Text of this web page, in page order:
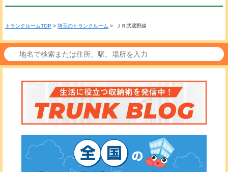
トランクルームTOP > 埼玉のトランクルーム > ＪＲ武蔵野線